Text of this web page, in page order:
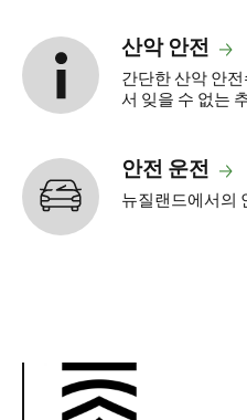
산악 안전
간단한 산악 안
서 잊을 수 없는
안전 운전
뉴질랜드에서의